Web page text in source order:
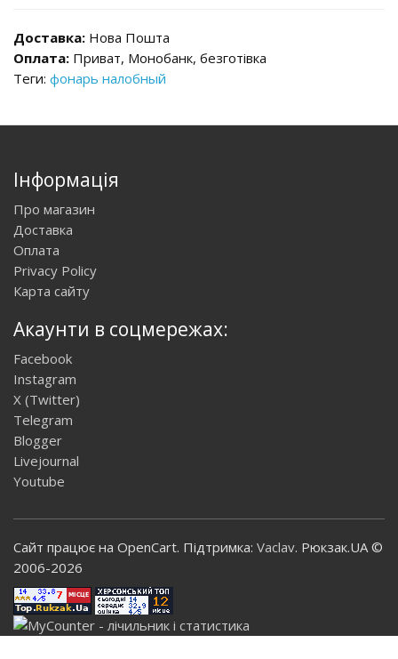
Доставка: Нова Пошта
Оплата: Приват, Монобанк, безготівка
Теги: фонарь налобный
Інформація
Про магазин
Доставка
Оплата
Privacy Policy
Карта сайту
Акаунти в соцмережах:
Facebook
Instagram
X (Twitter)
Telegram
Blogger
Livejournal
Youtube
Сайт працює на OpenCart. Підтримка: Vaclav. Рюкзак.UA ©
2006-2026